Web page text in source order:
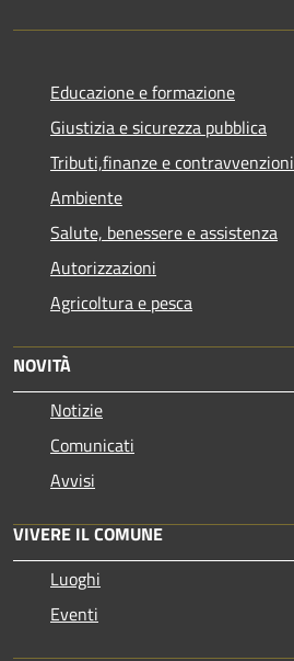
Educazione e formazione
Giustizia e sicurezza pubblica
Tributi,finanze e contravvenzioni
Ambiente
Salute, benessere e assistenza
Autorizzazioni
Agricoltura e pesca
NOVITÀ
Notizie
Comunicati
Avvisi
VIVERE IL COMUNE
Luoghi
Eventi